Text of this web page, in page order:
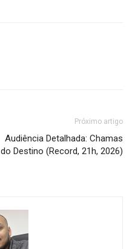
Próximo artigo
Audiência Detalhada: Chamas
do Destino (Record, 21h, 2026)